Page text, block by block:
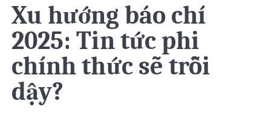
Xu hướng báo chí
2025: Tin tức phi
chính thức sẽ trỗi
dậy?